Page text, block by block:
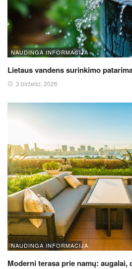
NAUDINGA INFORMACIJA
Lietaus vandens surinkimo
3 birželio, 2026
NAUDINGA INFORMACIJA
Moderni terasa prie namų: